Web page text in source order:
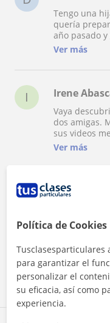
Tengo una
quería
año pasado
selectividad.
super
Ver más
I Irene
Vaya
dos amigas.
sus videos
sacado el b2
Ver más
P Patricia
segundo de
pico! Este
según como
dudas de que
que está
todo, que
Ver más
Ver todas las
Política de Cookies
Tusclasesparticulares
para garantizar el
personalizar el
su eficacia, así como
experiencia.